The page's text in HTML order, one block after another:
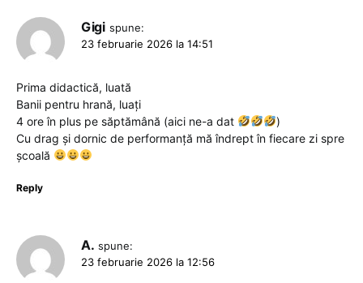
Gigi spune:
23 februarie 2026 la 14:51
Prima didactică, luată
Banii pentru hrană, luați
4 ore în plus pe săptămână (aici ne-a dat
)
Cu drag și dornic de performanță mă îndrept în fiecare zi spre
școală
Reply
A. spune:
23 februarie 2026 la 12:56